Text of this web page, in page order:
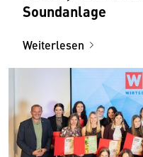
Soundanlage
Weiterlesen